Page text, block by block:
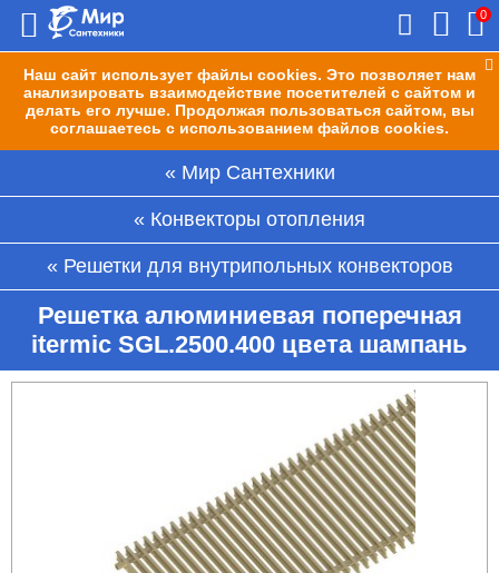
Наш сайт использует файлы cookies. Это позволяет нам
анализировать взаимодействие посетителей с сайтом и
делать его лучше. Продолжая пользоваться сайтом, вы
соглашаетесь с использованием файлов cookies.
0
Мир Сантехники
Конвекторы отопления
Решетки для внутрипольных конвекторов
Решетка алюминиевая поперечная
itermic SGL.2500.400 цвета шампань